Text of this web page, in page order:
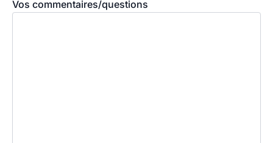
Vos commentaires/questions